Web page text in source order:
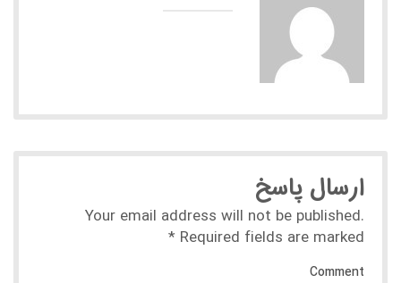
ارسال پاسخ
Your email address will not be published.
Required fields are marked
*
Comment